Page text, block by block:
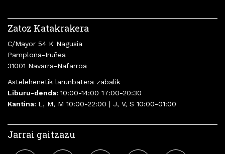
Zatoz Katakrakera
C/Mayor 54 K Nagusia
Pamplona-Iruñea
31001 Navarra-Nafarroa
Astelehenetik larunbatera zabalik
Liburu-denda: 10:00-14:00 17:00-20:30
Kantina: L, M, M 10:00-22:00 | J, V, S 10:00-01:00
Jarrai gaitzazu